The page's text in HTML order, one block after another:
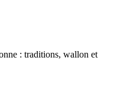
: traditions, wallon et